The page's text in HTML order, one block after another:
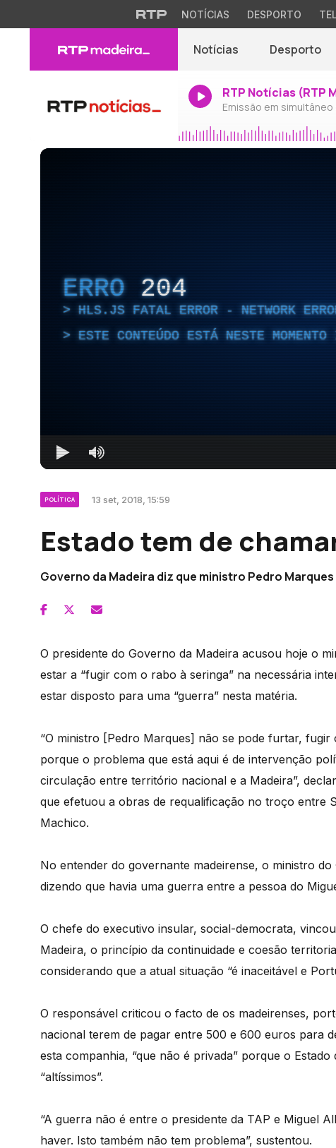
NOTÍCIAS DESPORTO
Notícias Desporto
RTP Notícias (RTP
Emissão em
ERRO 204
HLS.JS FATAL ERROR - NETWORK
ESTE CONTEÚDO ESTÁ NESTE
POLÍTICA 13 set, 2018, 15:59
Estado tem de
Governo da Madeira diz que ministro Pedro
O presidente do Governo da Madeira acusou hoje o
estar a “fugir com o rabo à seringa” na necessária
estar disposto para uma “guerra” nesta matéria.
“O ministro [Pedro Marques] não se pode furtar,
porque o problema que está aqui é de intervenção
circulação entre território nacional e a Madeira”,
que efetuou a obras de requalificação no troço entre
Machico.
No entender do governante madeirense, o ministro
dizendo que havia uma guerra entre a pessoa do
O chefe do executivo insular, social-democrata,
Madeira, o princípio da continuidade e coesão
considerando que a atual situação “é inaceitável e
O responsável criticou o facto de os madeirenses,
nacional terem de pagar entre 500 e 600 euros para
esta companhia, “que não é privada” porque o
“altíssimos”.
“A guerra não é entre o presidente da TAP e Miguel
haver. Isto também não tem problema”, sustentou.